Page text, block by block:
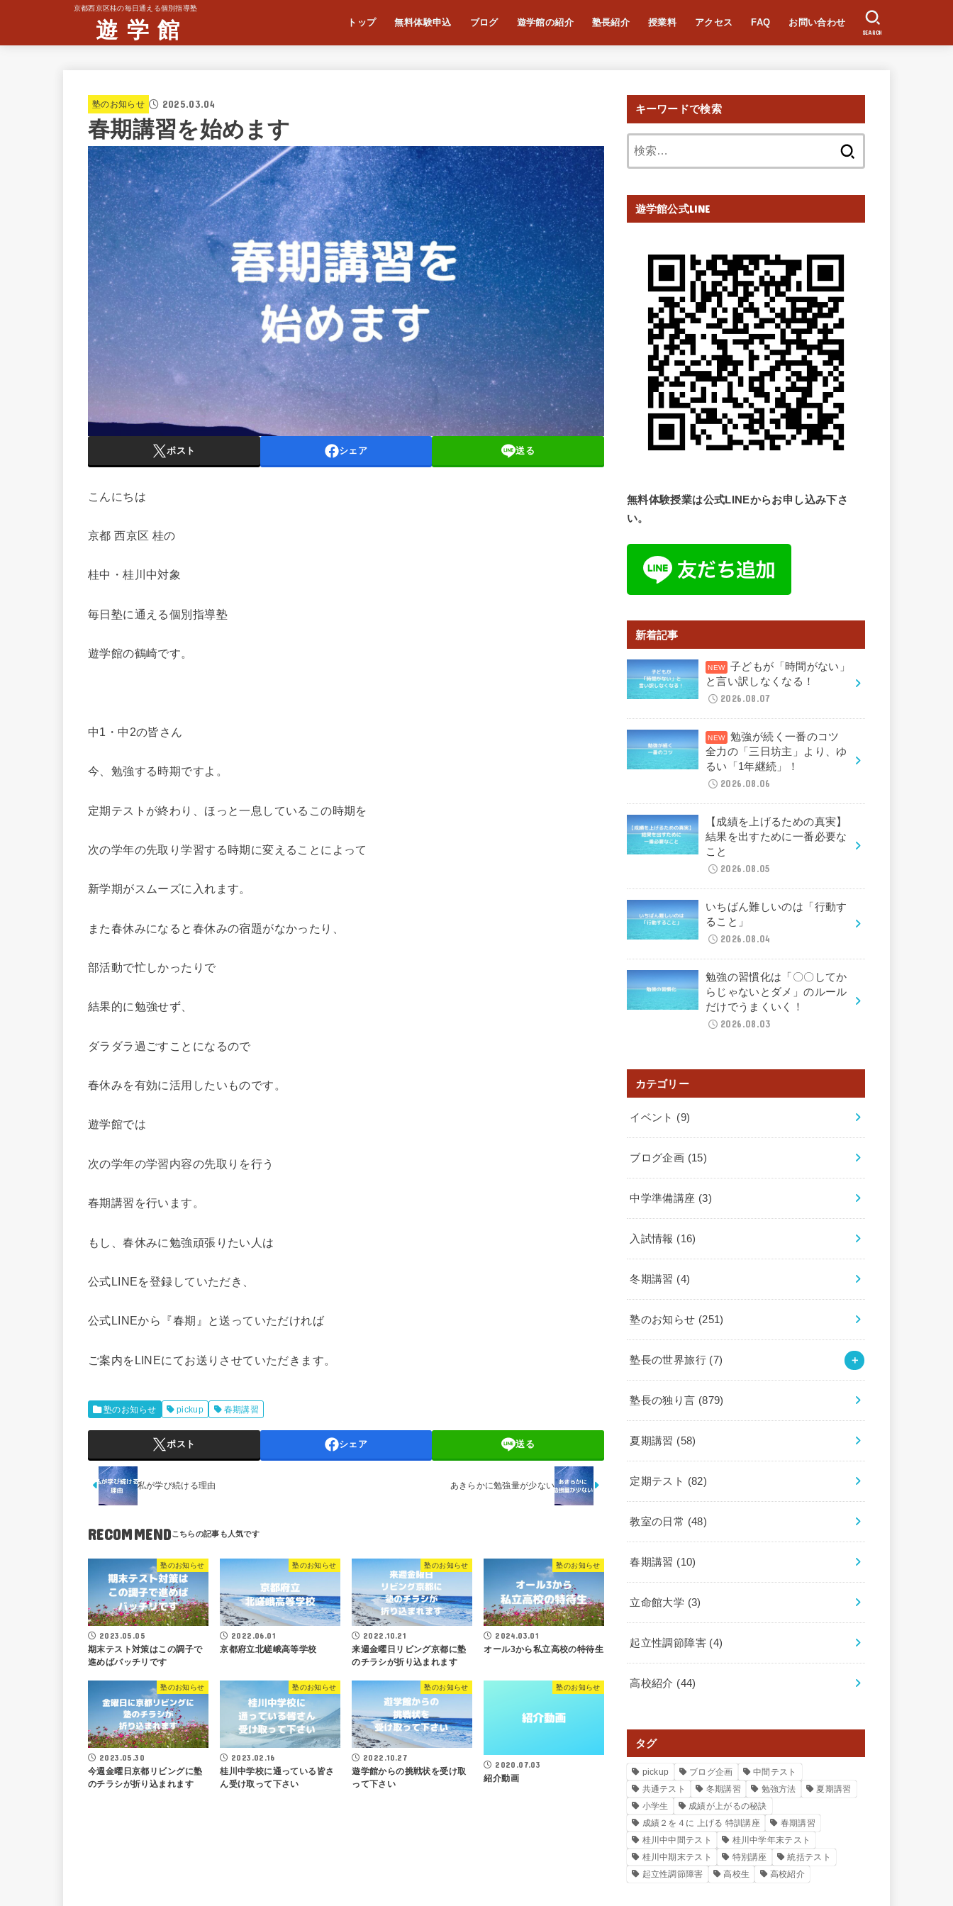
京都西京区桂の毎日通える個別指導塾
遊 学 館 トップ 無料体験申込 ブログ 遊学館の紹介 塾長紹介 授業料 アクセス FAQ お問い合わせ
SEARCH
塾のお知らせ 2025.03.04
春期講習を始めます
ポスト シェア 送る
こんにちは
京都 西京区 桂の
桂中・桂川中対象
毎日塾に通える個別指導塾
遊学館の鶴崎です。
中1・中2の皆さん
今、勉強する時期ですよ。
定期テストが終わり、ほっと一息しているこの時期を
次の学年の先取り学習する時期に変えることによって
新学期がスムーズに入れます。
また春休みになると春休みの宿題がなかったり、
部活動で忙しかったりで
結果的に勉強せず、
ダラダラ過ごすことになるので
春休みを有効に活用したいものです。
遊学館では
次の学年の学習内容の先取りを行う
春期講習を行います。
もし、春休みに勉強頑張りたい人は
公式LINEを登録していただき、
公式LINEから『春期』と送っていただければ
ご案内をLINEにてお送りさせていただきます。
塾のお知らせ pickup 春期講習
ポスト シェア 送る
私が学び続ける理由 あきらかに勉強量が少ない
RECOMMEND
塾のお知らせ
2023.05.05
期末テスト対策はこの調子で
進めばバッチリです
塾のお知らせ
2022.06.01
京都府立北嵯峨高等学校
塾のお知らせ
2022.10.21
来週金曜日リビング京都に塾
のチラシが折り込まれます
塾のお知らせ
2024.03.01
オール3から私立高校の特待生
塾のお知らせ
2023.05.30
今週金曜日京都リビングに塾
のチラシが折り込まれます
塾のお知らせ
2023.02.16
桂川中学校に通っている皆さ
ん受け取って下さい
塾のお知らせ
2022.10.27
遊学館からの挑戦状を受け取
って下さい
塾のお知らせ
2020.07.03
紹介動画
キーワードで検索
遊学館公式LINE
無料体験授業は公式LINEからお申し込み下さ
い。
新着記事
子どもが「時間がない」
と言い訳しなくなる！
2026.08.07
勉強が続く一番のコツ
全力の「三日坊主」より、ゆ
るい「1年継続」！
2026.08.06
【成績を上げるための真実】
結果を出すために一番必要な
こと
2026.08.05
いちばん難しいのは「行動す
ること」
2026.08.04
勉強の習慣化は「〇〇してか
らじゃないとダメ」のルール
だけでうまくいく！
2026.08.03
カテゴリー
イベント (9)
ブログ企画 (15)
中学準備講座 (3)
入試情報 (16)
冬期講習 (4)
塾のお知らせ (251)
塾長の世界旅行 (7)
塾長の独り言 (879)
夏期講習 (58)
定期テスト (82)
教室の日常 (48)
春期講習 (10)
立命館大学 (3)
起立性調節障害 (4)
高校紹介 (44)
タグ
pickup ブログ企画
中間テスト
共通テスト
冬期講習 勉強方法
夏期講習
小学生
成績が上がるの秘訣
成績２を４に 上げる 特訓講座
春期講習
桂川中中間テスト
桂川中学年末テスト
桂川中期末テスト
特別講座
統括テスト
起立性調節障害
高校生 高校紹介